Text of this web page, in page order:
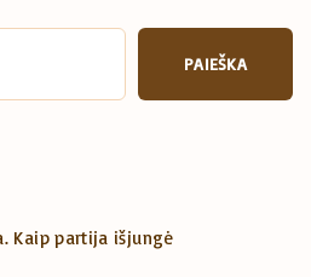
PAIEŠKA
Kaip partija išjungė